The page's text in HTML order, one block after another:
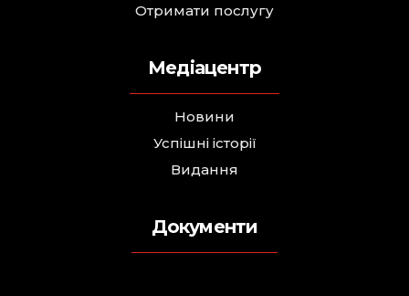
Отримати послугу
Медіацентр
Новини
Успішні історії
Видання
Документи